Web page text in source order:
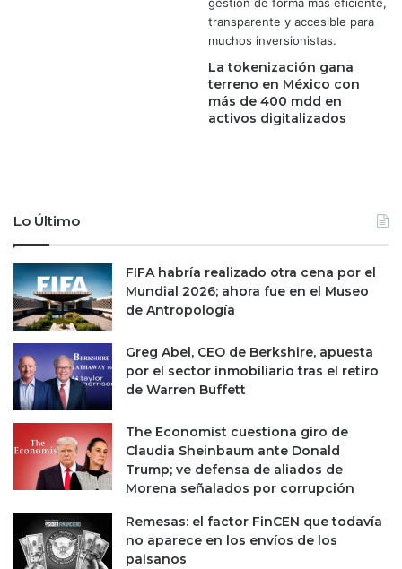
s
b
e
l
a
r
e
c
u
p
r
i
La tokenización gana
terreno en México con
más de 400 mdd en
activos digitalizados
Lo Último
FIFA habría realizado otra cena por el
Mundial 2026; ahora fue en el Museo
de Antropología
Greg Abel, CEO de Berkshire, apuesta
por el sector inmobiliario tras el retiro
de Warren Buffett
The Economist cuestiona giro de
Claudia Sheinbaum ante Donald
Trump; ve defensa de aliados de
Morena señalados por corrupción
Remesas: el factor FinCEN que todavía
no aparece en los envíos de los
paisanos